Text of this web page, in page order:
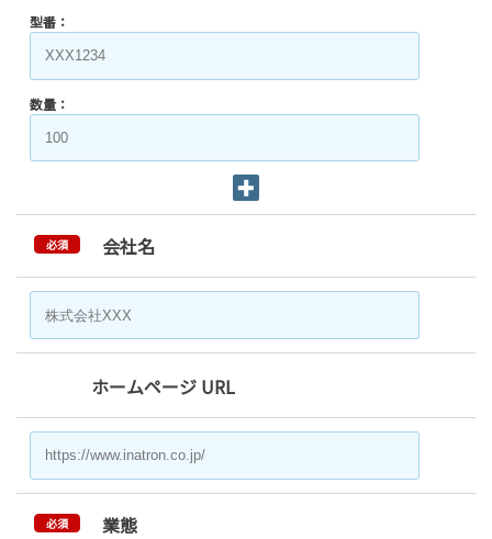
型番：
数量：
必須 会社名
ホームページ URL
必須 業態